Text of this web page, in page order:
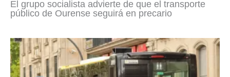
El grupo socialista advierte de que el transporte
público de Ourense seguirá en precario